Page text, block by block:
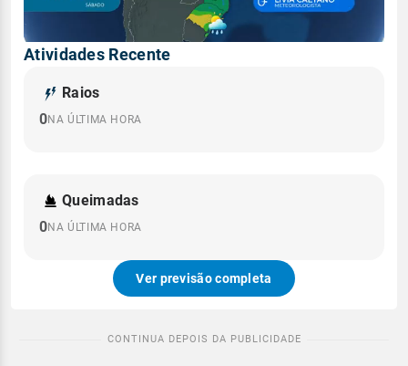
Atividades Recente
Raios
0NA ÚLTIMA HORA
Queimadas
0NA ÚLTIMA HORA
Ver previsão completa